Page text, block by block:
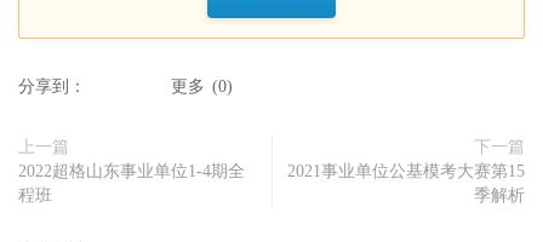
分享到： 更多 (0)
上一篇
2022超格山东事业单位1-4期全
程班
下一篇
2021事业单位公基模考大赛第15
季解析